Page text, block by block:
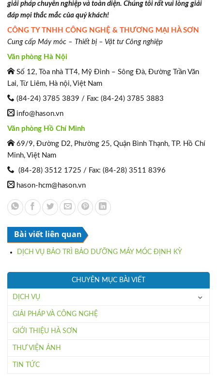
giải pháp chuyên nghiệp và toàn diện. Chúng tôi rất vui lòng giải
đáp mọi thắc mắc của quý khách!
CÔNG TY TNHH CÔNG NGHỆ & THƯƠNG MẠI HÀ SƠN
Cung cấp Máy móc – Thiết bị – Vật tư Công nghiệp
Văn phòng Hà Nội
Số 12, Tòa nhà TT4, Mỹ Đình – Sông Đà, Đường Trần Văn
Lai, Từ Liêm, Hà nội, Việt Nam
(84-24) 3785 3839 / Fax: (84-24) 3785 3883
info@hason.vn
Văn phòng Hồ Chí Minh
69/9, Đường D2, Phường 25, Quận Bình Thạnh, TP. Hồ Chí
Minh, Việt Nam
(84-28) 3512 1725 / Fax: (84-28) 3511 8396
hason-hcm@hason.vn
Bài viết liên quan
DỊCH VỤ BẢO TRÌ BẢO DƯỠNG MÁY MÓC ĐỊNH KỲ
CHUYÊN MỤC BÀI VIẾT
DỊCH VỤ
GIẢI PHÁP VÀ CÔNG NGHỆ
GIỚI THIỆU HÀ SƠN
THƯ VIỆN ẢNH
TIN TỨC